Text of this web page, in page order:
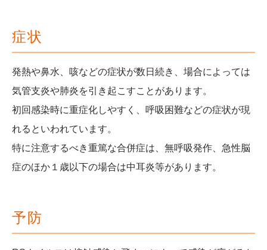
症状
発熱や鼻水、咳などの症状が数日続き、場合によっては
気管支炎や肺炎を引き起こすことがあります。
初回感染時に重症化しやすく、呼吸困難などの症状が現
れるといわれています。
特に注意するべき重篤な合併症は、無呼吸発作、急性脳
症のほか１歳以下の場合は中耳炎等があります。
予防